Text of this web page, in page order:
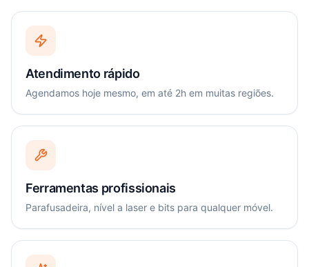
Atendimento rápido
Agendamos hoje mesmo, em até 2h em muitas regiões.
Ferramentas profissionais
Parafusadeira, nível a laser e bits para qualquer móvel.